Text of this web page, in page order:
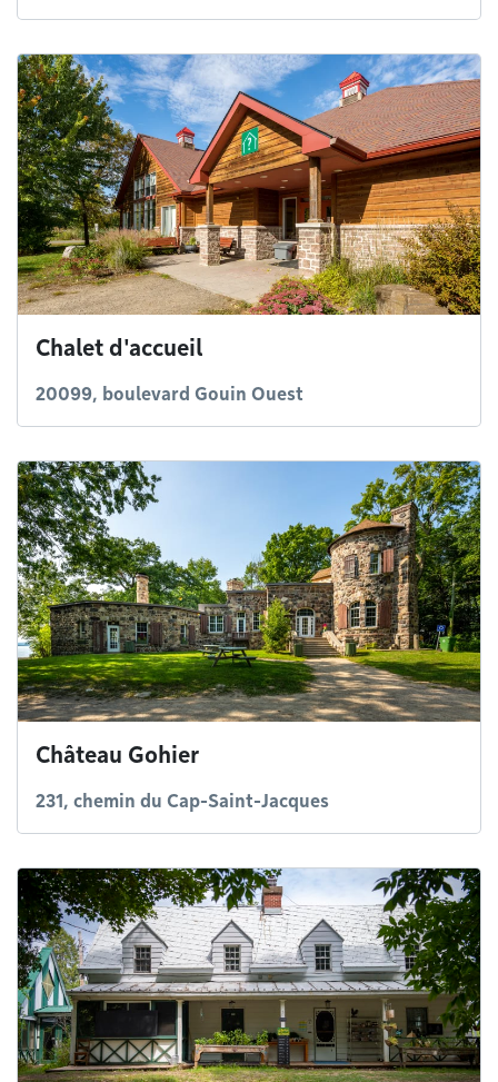
Chalet d'accueil
20099, boulevard Gouin Ouest
Château Gohier
231, chemin du Cap-Saint-Jacques